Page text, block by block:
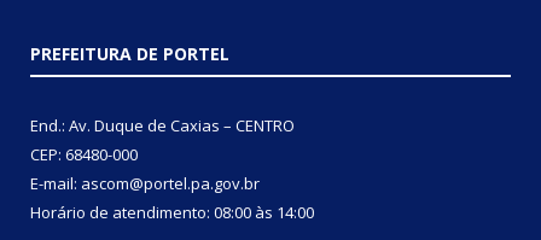
PREFEITURA DE PORTEL
End.: Av. Duque de Caxias – CENTRO
CEP: 68480-000
E-mail: ascom@portel.pa.gov.br
Horário de atendimento: 08:00 às 14:00